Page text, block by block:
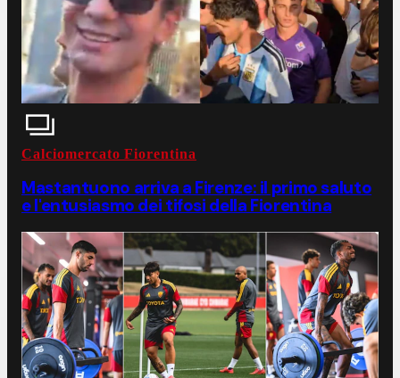
Calciomercato Fiorentina
Mastantuono arriva a Firenze: il primo saluto
e l'entusiasmo dei tifosi della Fiorentina